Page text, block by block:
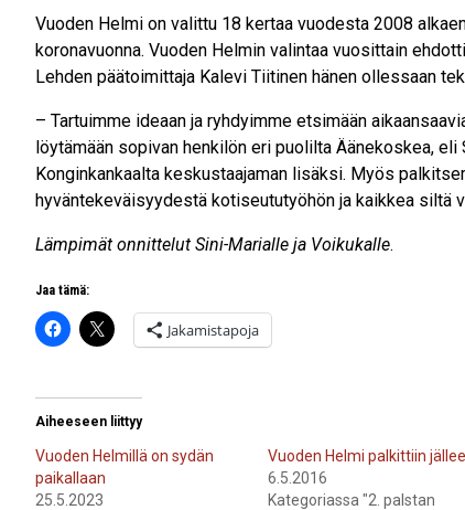
Vuoden Helmi on valittu 18 kertaa vuodesta 2008
koronavuonna. Vuoden Helmin valintaa vuosittain
Lehden päätoimittaja Kalevi Tiitinen hänen ollessaan
– Tartuimme ideaan ja ryhdyimme etsimään
löytämään sopivan henkilön eri puolilta Äänekoskea,
Konginkankaalta keskustaajaman lisäksi. Myös
hyväntekeväisyydestä kotiseututyöhön ja kaikkea siltä
Lämpimät onnittelut Sini-Marialle ja Voikukalle.
Jaa tämä:
Jakamistapoja
Aiheeseen liittyy
Vuoden Helmillä on sydän
paikallaan
25.5.2023
Vuoden Helmi palkittiin
6.5.2016
Kategoriassa "2. palstan